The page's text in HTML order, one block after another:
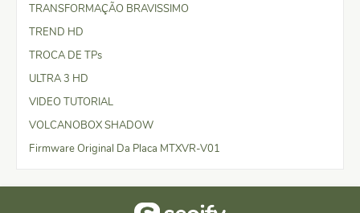
TRANSFORMAÇÃO BRAVISSIMO
TREND HD
TROCA DE TPs
ULTRA 3 HD
VIDEO TUTORIAL
VOLCANOBOX SHADOW
Firmware Original Da Placa MTXVR-V01